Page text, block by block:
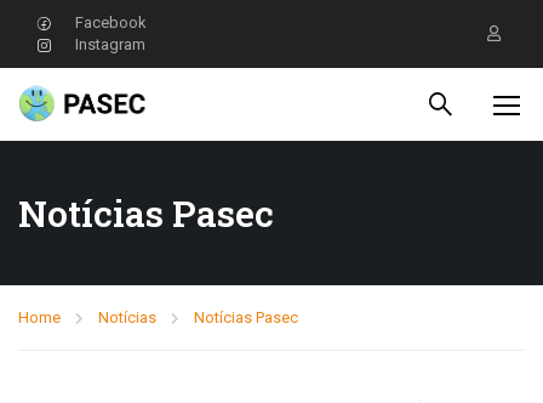
Facebook
Instagram
Notícias Pasec
Home Notícias Notícias Pasec